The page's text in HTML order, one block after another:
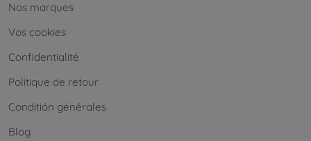
Nos marques
Vos cookies
Confidentialité
Politique de retour
Conditión générales
Blog